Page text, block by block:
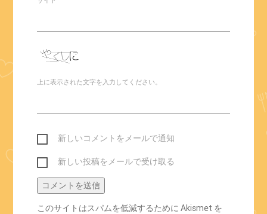
上に表示された文字を入力してください。
新しいコメントをメールで通知
新しい投稿をメールで受け取る
このサイトはスパムを低減するために Akismet を